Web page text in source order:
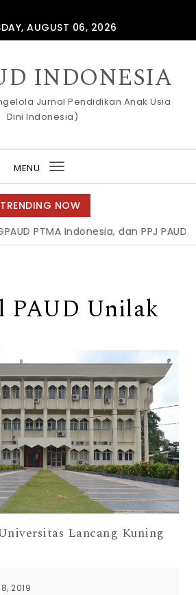
AUGUST 06, 2026
INDONESIA
Jurnal Pendidikan Anak Usia
Dini Indonesia)
MENU
Toggle
navigation
TRENDING NOW
PTMA Indonesia, dan PPJ PAUD
PAUD Unilak
Lancang Kuning
2019